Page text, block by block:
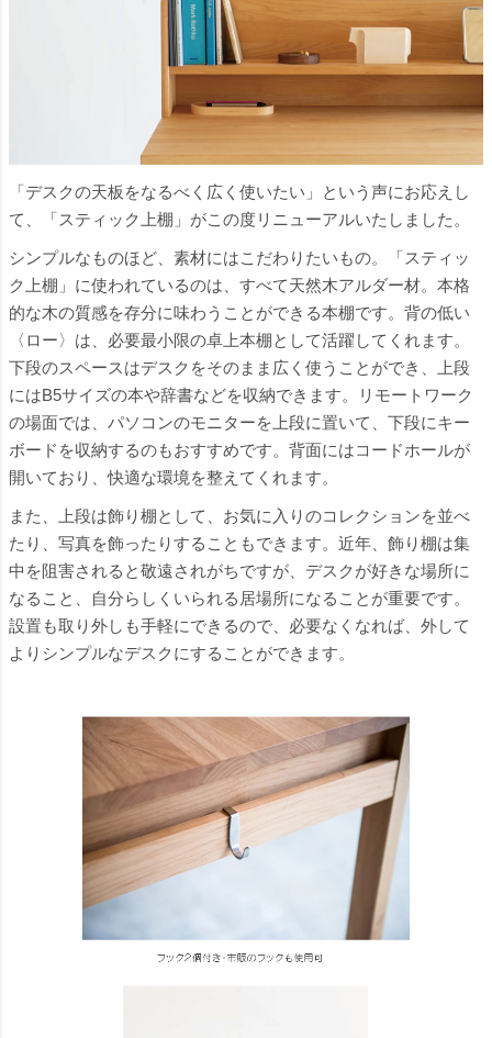
「デスクの天板をなるべく広く使いたい」という声にお応えし
て、「スティック上棚」がこの度リニューアルいたしました。
シンプルなものほど、素材にはこだわりたいもの。「スティッ
ク上棚」に使われているのは、すべて天然木アルダー材。本格
的な木の質感を存分に味わうことができる本棚です。背の低い
〈ロー〉は、必要最小限の卓上本棚として活躍してくれます。
下段のスペースはデスクをそのまま広く使うことができ、上段
にはB5サイズの本や辞書などを収納できます。リモートワーク
の場面では、パソコンのモニターを上段に置いて、下段にキー
ボードを収納するのもおすすめです。背面にはコードホールが
開いており、快適な環境を整えてくれます。
また、上段は飾り棚として、お気に入りのコレクションを並べ
たり、写真を飾ったりすることもできます。近年、飾り棚は集
中を阻害されると敬遠されがちですが、デスクが好きな場所に
なること、自分らしくいられる居場所になることが重要です。
設置も取り外しも手軽にできるので、必要なくなれば、外して
よりシンプルなデスクにすることができます。